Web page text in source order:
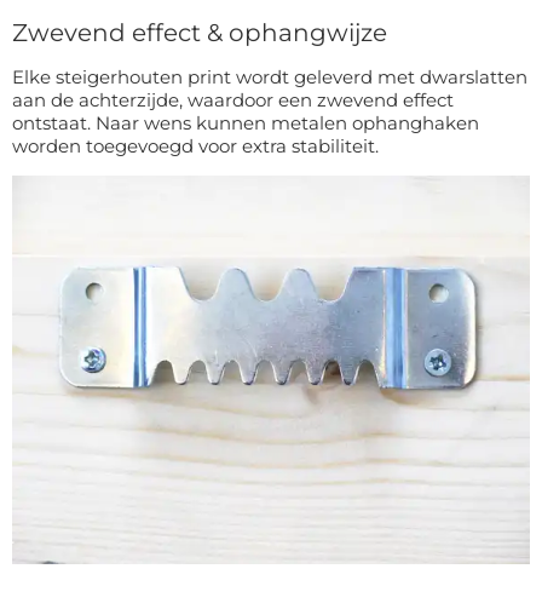
Zwevend effect & ophangwijze
Elke steigerhouten print wordt geleverd met dwarslatten
aan de achterzijde, waardoor een zwevend effect
ontstaat. Naar wens kunnen metalen ophanghaken
worden toegevoegd voor extra stabiliteit.